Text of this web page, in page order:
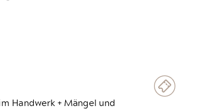
Handwerk + Mängel und